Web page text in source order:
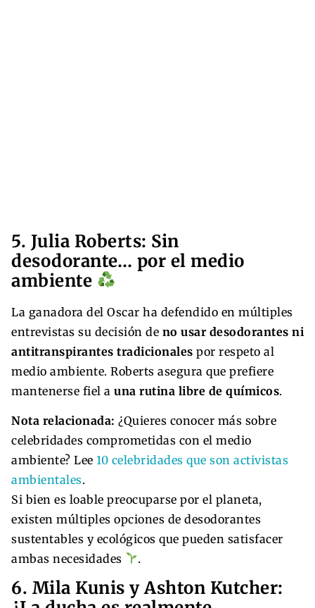
5. Julia Roberts: Sin
desodorante… por el medio
ambiente
La ganadora del Oscar ha defendido en múltiples
entrevistas su decisión de no usar desodorantes ni
antitranspirantes tradicionales por respeto al
medio ambiente. Roberts asegura que prefiere
mantenerse fiel a una rutina libre de químicos.
Nota relacionada: ¿Quieres conocer más sobre
celebridades comprometidas con el medio
ambiente? Lee 10 celebridades que son activistas
ambientales.
Si bien es loable preocuparse por el planeta,
existen múltiples opciones de desodorantes
sustentables y ecológicos que pueden satisfacer
ambas necesidades
.
6. Mila Kunis y Ashton Kutcher: